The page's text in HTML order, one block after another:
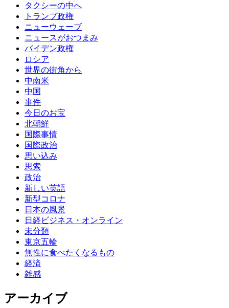
タクシーの中へ
トランプ政権
ニューウェーブ
ニュースがおつまみ
バイデン政権
ロシア
世界の街角から
中南米
中国
事件
今日のお宝
北朝鮮
国際事情
国際政治
思い込み
思索
政治
新しい英語
新型コロナ
日本の風景
日経ビジネス・オンライン
未分類
東京五輪
無性に食べたくなるもの
経済
雑感
アーカイブ